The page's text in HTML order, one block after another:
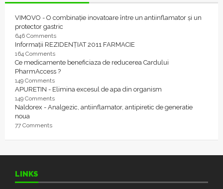
VIMOVO - O combinație inovatoare între un antiinflamator și un
protector gastric
646 Comments
Informații REZIDENȚIAT 2011 FARMACIE
164 Comments
Ce medicamente beneficiaza de reducerea Cardului
PharmAccess ?
149 Comments
APURETIN - Elimina excesul de apa din organism
149 Comments
Naldorex - Analgezic, antiinflamator, antipiretic de generatie
noua
77 Comments
LINKS